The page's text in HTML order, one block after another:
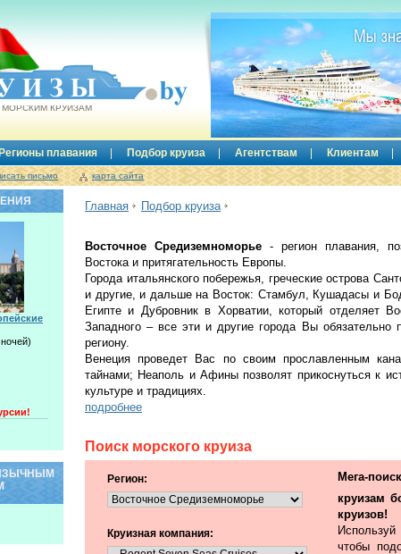
КРУИЗАМ
плавания Подбор круиза Агентствам Клиентам
письмо карта сайта
Главная Подбор круиза
Восточное Средиземноморье - регион плавания,
Востока и притягательность Европы.
Города итальянского побережья, греческие острова
и другие, и дальше на Восток: Стамбул, Кушадасы и
Египте и Дубровник в Хорватии, который отделяет
Западного – все эти и другие города Вы обязательно
региону.
Венеция проведет Вас по своим прославленным
тайнами; Неаполь и Афины позволят прикоснуться к
культуре и традициях.
подробнее
Поиск морского круиза
Регион:
Круизная компания:
Мега-
круизам
круизов!
чтобы